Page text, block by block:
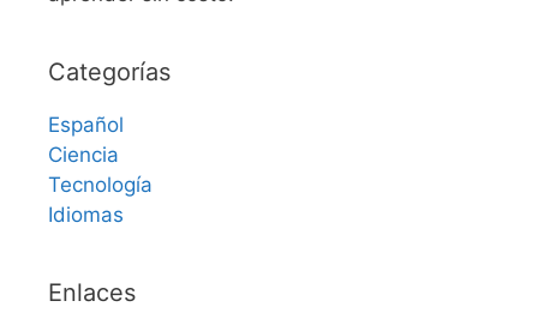
Categorías
Español
Ciencia
Tecnología
Idiomas
Enlaces